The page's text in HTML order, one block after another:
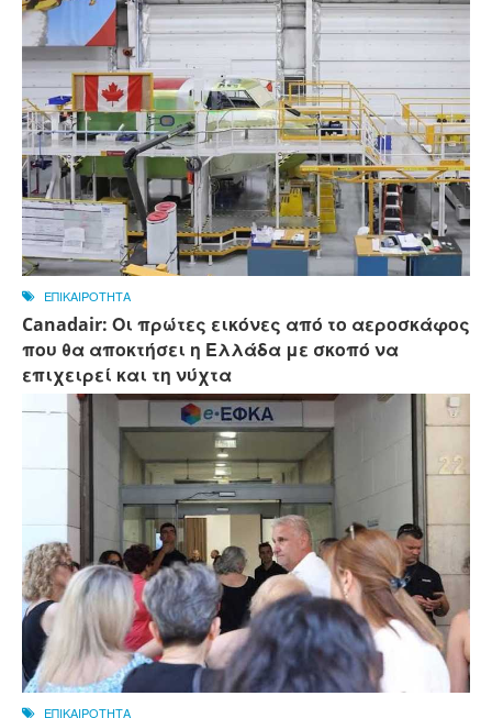
ΕΠΙΚΑΙΡΟΤΗΤΑ
Canadair: Οι πρώτες εικόνες από το αεροσκάφος
που θα αποκτήσει η Ελλάδα με σκοπό να
επιχειρεί και τη νύχτα
ΕΠΙΚΑΙΡΟΤΗΤΑ